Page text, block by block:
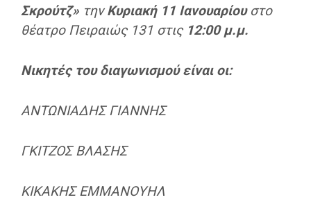
Σκρούτζ» τηνΚυριακή 11 Ιανουαρίου στο
θέατρο Πειραιώς 131 στις 12:00 μ.μ.
Νικητές του διαγωνισμού είναι οι:
ΑΝΤΩΝΙΑΔΗΣ ΓΙΑΝΝΗΣ
ΓΚΙΤΖΟΣ ΒΛΑΣΗΣ
ΚΙΚΑΚΗΣ ΕΜΜΑΝΟΥΗΛ